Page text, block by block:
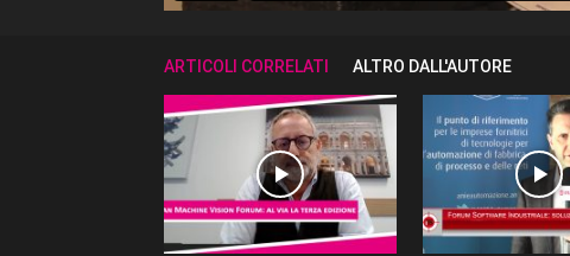
ARTICOLI CORRELATI ALTRO DALL'AUTORE